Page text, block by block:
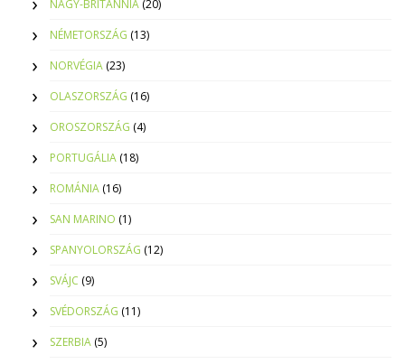
NAGY-BRITANNIA (20)
NÉMETORSZÁG (13)
NORVÉGIA (23)
OLASZORSZÁG (16)
OROSZORSZÁG (4)
PORTUGÁLIA (18)
ROMÁNIA (16)
SAN MARINO (1)
SPANYOLORSZÁG (12)
SVÁJC (9)
SVÉDORSZÁG (11)
SZERBIA (5)